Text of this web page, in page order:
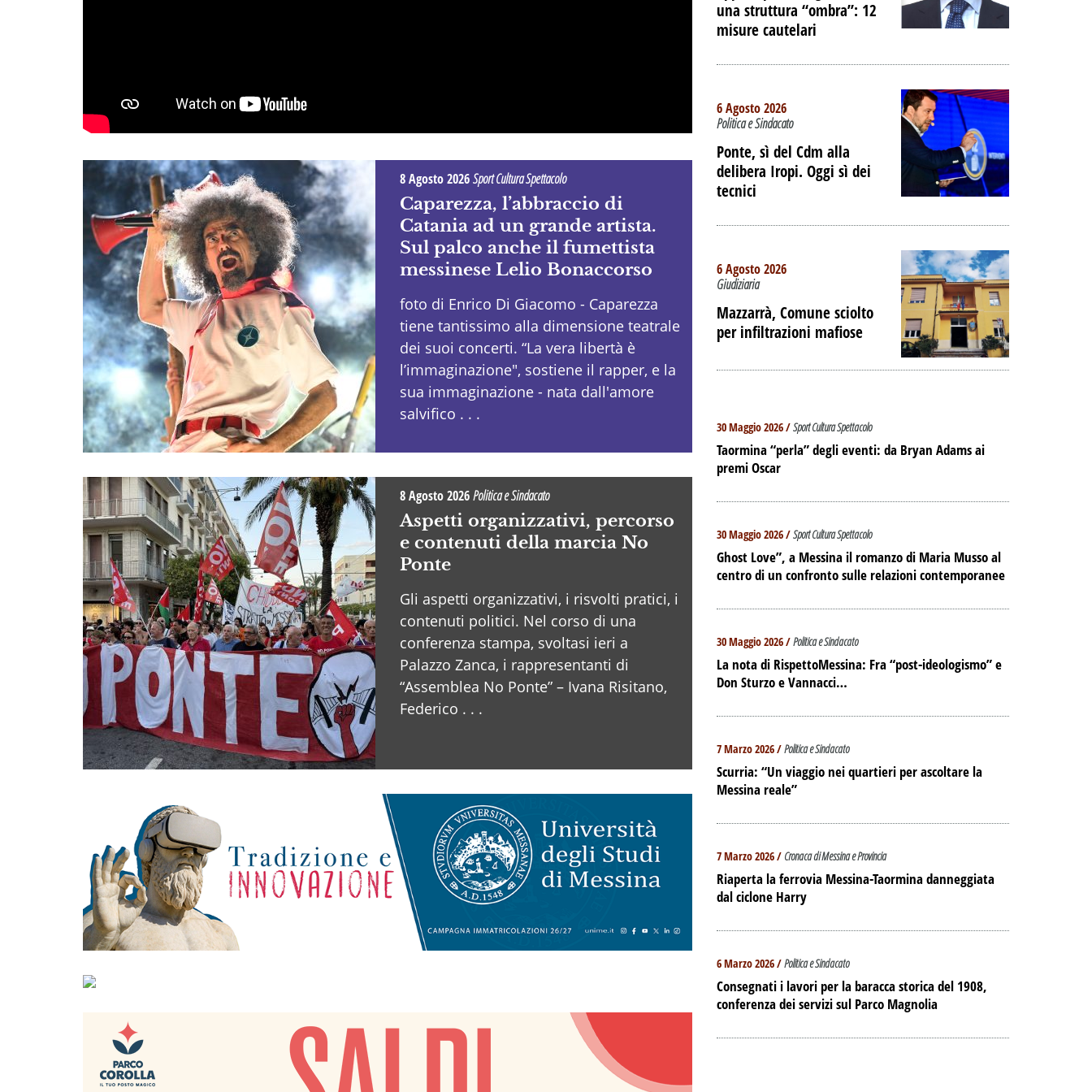
8 Agosto 2026Sport Cultura Spettacolo
Caparezza, l’abbraccio di
Catania ad un grande artista.
Sul palco anche il fumettista
messinese Lelio Bonaccorso
foto di Enrico Di Giacomo - Caparezza
tiene tantissimo alla dimensione teatrale
dei suoi concerti. “La vera libertà è
l’immaginazione", sostiene il rapper, e la
sua immaginazione - nata dall'amore
salvifico . . .
8 Agosto 2026Politica e Sindacato
Aspetti organizzativi, percorso
e contenuti della marcia No
Ponte
Gli aspetti organizzativi, i risvolti pratici, i
contenuti politici. Nel corso di una
conferenza stampa, svoltasi ieri a
Palazzo Zanca, i rappresentanti di
“Assemblea No Ponte” – Ivana Risitano,
Federico . . .
una struttura “ombra”: 12
misure cautelari
6 Agosto 2026
Politica e Sindacato
Ponte, sì del Cdm alla
delibera Iropi. Oggi sì dei
tecnici
6 Agosto 2026
Giudiziaria
Mazzarrà, Comune sciolto
per infiltrazioni mafiose
30 Maggio 2026 /Sport Cultura Spettacolo
Taormina “perla” degli eventi: da Bryan Adams ai
premi Oscar
30 Maggio 2026 /Sport Cultura Spettacolo
Ghost Love”, a Messina il romanzo di Maria Musso al
centro di un confronto sulle relazioni contemporanee
30 Maggio 2026 /Politica e Sindacato
La nota di RispettoMessina: Fra “post-ideologismo” e
Don Sturzo e Vannacci…
7 Marzo 2026 /Politica e Sindacato
Scurria: “Un viaggio nei quartieri per ascoltare la
Messina reale”
7 Marzo 2026 / Cronaca di Messina e Provincia
Riaperta la ferrovia Messina-Taormina danneggiata
dal ciclone Harry
6 Marzo 2026 /Politica e Sindacato
Consegnati i lavori per la baracca storica del 1908,
conferenza dei servizi sul Parco Magnolia